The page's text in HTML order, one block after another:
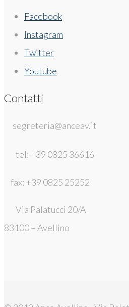
Facebook
Instagram
Twitter
Youtube
Contatti
segreteria@anceav.it
tel: +39 0825 36616
fax: +39 0825 25252
Via Palatucci 20/A
83100 – Avellino